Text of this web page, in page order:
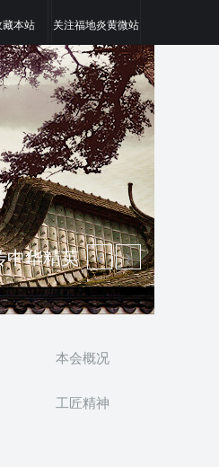
藏本站 关注福地炎黄微站
中华精英
雅俗共赏
本会概况
工匠精神